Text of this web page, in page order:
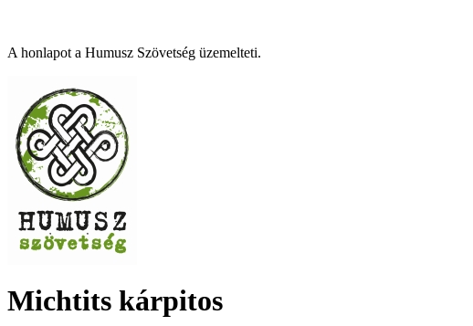
A honlapot a Humusz Szövetség üzemelteti.
Michtits kárpitos